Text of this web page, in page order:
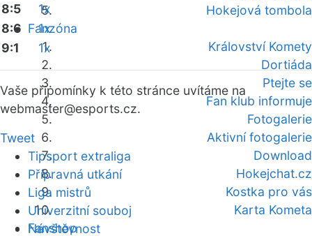
Hokejová tombola
Fanzóna
Království Komety
Dortiáda
Ptejte se
Fan klub informuje
Fotogalerie
Aktivní fotogalerie
Download
Hokejchat.cz
Kostka pro vás
Karta Kometa
Fanshop
8:5
1x
8:6
1x
9:1
1x
Vaše připomínky k této stránce uvítáme na
webmaster@esports.cz.
Tweet
Tipsport extraliga
Přípravná utkání
Liga mistrů
Univerzitní souboj
Návštěvnost